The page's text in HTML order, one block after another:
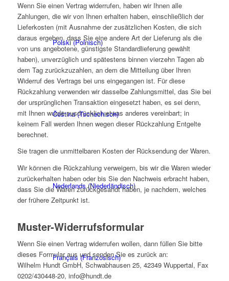
Polski(Polnisch)
Čeština(Tschechisch)
Nederlands(Niederländisch)
Français (Französisch)
Wenn Sie einen Vertrag widerrufen, haben wir Ihnen alle
Zahlungen, die wir von Ihnen erhalten haben, einschließlich der
Lieferkosten (mit Ausnahme der zusätzlichen Kosten, die sich
daraus ergeben, dass Sie eine andere Art der Lieferung als die
von uns angebotene, günstigste Standardlieferung gewählt
haben), unverzüglich und spätestens binnen vierzehn Tagen ab
dem Tag zurückzuzahlen, an dem die Mitteilung über Ihren
Widerruf des Vertrags bei uns eingegangen ist. Für diese
Rückzahlung verwenden wir dasselbe Zahlungsmittel, das Sie bei
der ursprünglichen Transaktion eingesetzt haben, es sei denn,
mit Ihnen wurde ausdrücklich etwas anderes vereinbart; in
keinem Fall werden Ihnen wegen dieser Rückzahlung Entgelte
berechnet.
Sie tragen die unmittelbaren Kosten der Rücksendung der Waren.
Wir können die Rückzahlung verweigern, bis wir die Waren wieder
zurückerhalten haben oder bis Sie den Nachweis erbracht haben,
dass Sie die Waren zurückgesandt haben, je nachdem, welches
der frühere Zeitpunkt ist.
Muster-Widerrufsformular
Wenn Sie einen Vertrag widerrufen wollen, dann füllen Sie bitte
dieses Formular aus und senden Sie es zurück an:
Wilhelm Hundt GmbH, Schwabhausen 25, 42349 Wuppertal, Fax
0202/430448-20, info@hundt.de